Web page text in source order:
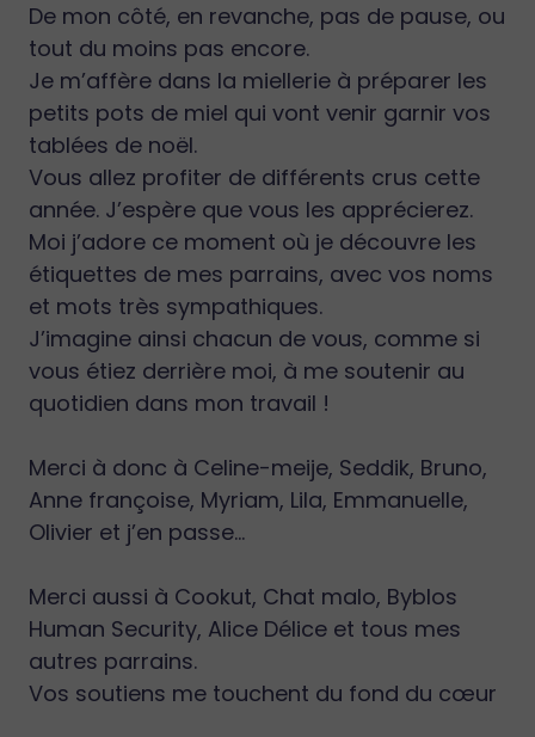
De mon côté, en revanche, pas de pause, ou
tout du moins pas encore.
Je m’affère dans la miellerie à préparer les
petits pots de miel qui vont venir garnir vos
tablées de noël.
Vous allez profiter de différents crus cette
année. J’espère que vous les apprécierez.
Moi j’adore ce moment où je découvre les
étiquettes de mes parrains, avec vos noms
et mots très sympathiques.
J’imagine ainsi chacun de vous, comme si
vous étiez derrière moi, à me soutenir au
quotidien dans mon travail !
Merci à donc à Celine-meije, Seddik, Bruno,
Anne françoise, Myriam, Lila, Emmanuelle,
Olivier et j’en passe…
Merci aussi à Cookut, Chat malo, Byblos
Human Security, Alice Délice et tous mes
autres parrains.
Vos soutiens me touchent du fond du cœur